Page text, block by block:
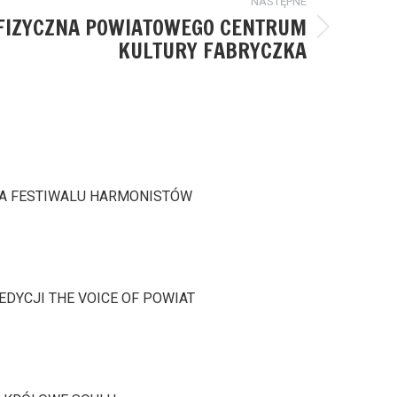
POWIATOWEGO CENTRUM
KULTURY FABRYCZKA
FESTIWALU HARMONISTÓW
THE VOICE OF POWIAT